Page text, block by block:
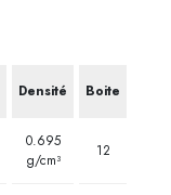
Densité Boite
0.695
g/cm­³
12